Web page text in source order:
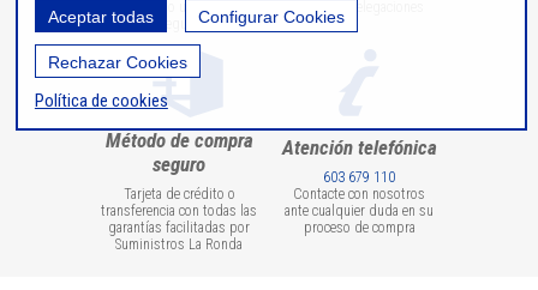
utilizando un entorno
seguro
nuestras delegaciones
Método de compra
seguro
Tarjeta de crédito o
transferencia con todas las
garantías facilitadas por
Suministros La Ronda
Atención telefónica
603 679 110
Contacte con nosotros
ante cualquier duda en su
proceso de compra
Aceptar todas Configurar Cookies
Rechazar Cookies
Política de cookies